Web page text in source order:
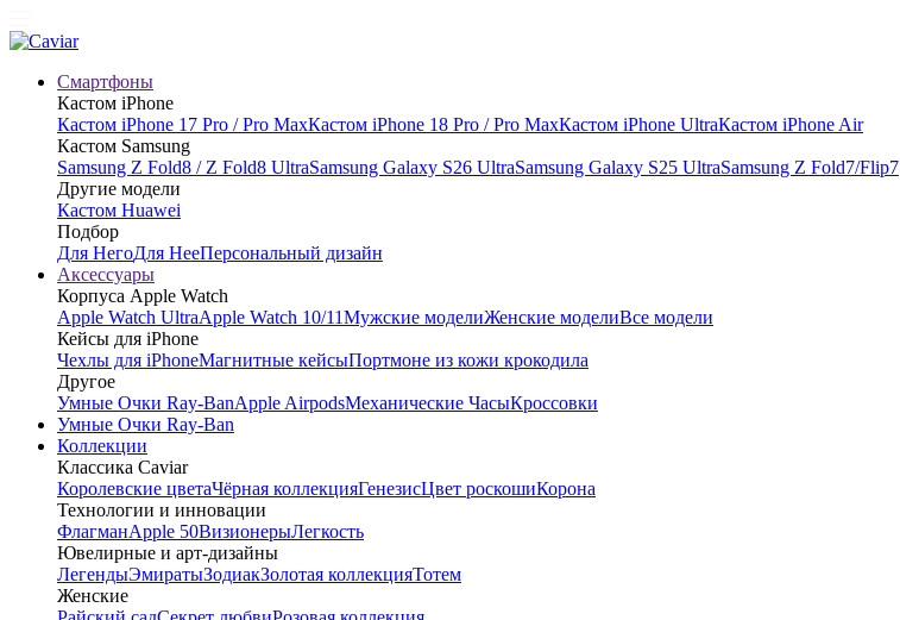
Смартфоны
Кастом iPhone
Кастом iPhone 17 Pro / Pro MaxКастом iPhone 18 Pro / Pro MaxКастом iPhone UltraКастом iPhone Air
Кастом Samsung
Samsung Z Fold8 / Z Fold8 UltraSamsung Galaxy S26 UltraSamsung Galaxy S25 UltraSamsung Z Fold7/Flip7
Другие модели
Кастом Huawei
Подбор
Для НегоДля НееПерсональный дизайн
Аксессуары
Корпуса Apple Watch
Apple Watch UltraApple Watch 10/11Мужские моделиЖенские моделиВсе модели
Кейсы для iPhone
Чехлы для iPhoneМагнитные кейсыПортмоне из кожи крокодила
Другое
Умные Очки Ray-BanApple AirpodsМеханические ЧасыКроссовки
Умные Очки Ray-Ban
Коллекции
Классика Caviar
Королевские цветаЧёрная коллекцияГенезисЦвет роскошиКорона
Технологии и инновации
ФлагманApple 50ВизионерыЛегкость
Ювелирные и арт-дизайны
ЛегендыЭмиратыЗодиакЗолотая коллекцияТотем
Женские